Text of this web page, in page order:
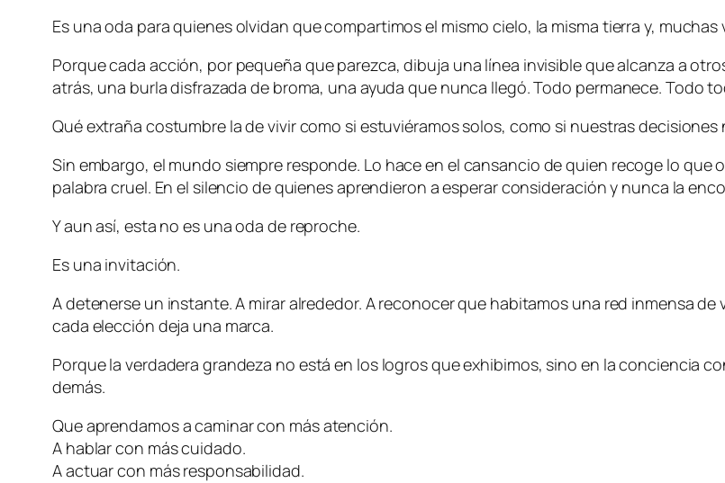
Es una oda para quienes olvidan que compartimos el mismo cielo, la misma tierra y,
Porque cada acción, por pequeña que parezca, dibuja una línea invisible que alcanza a
atrás, una burla disfrazada de broma, una ayuda que nunca llegó. Todo permanece. Todo
Qué extraña costumbre la de vivir como si estuviéramos solos, como si nuestras
Sin embargo, el mundo siempre responde. Lo hace en el cansancio de quien recoge lo que
palabra cruel. En el silencio de quienes aprendieron a esperar consideración y nunca la
Y aun así, esta no es una oda de reproche.
Es una invitación.
A detenerse un instante. A mirar alrededor. A reconocer que habitamos una red inmensa
cada elección deja una marca.
Porque la verdadera grandeza no está en los logros que exhibimos, sino en la conciencia
demás.
Que aprendamos a caminar con más atención.
A hablar con más cuidado.
A actuar con más responsabilidad.